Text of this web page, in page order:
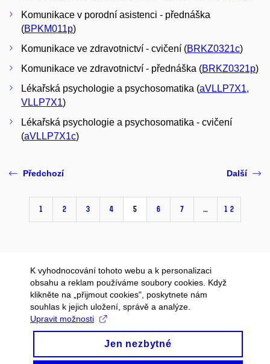
Komunikace v porodní asistenci - přednáška
(BPKM011p)
Komunikace ve zdravotnictví - cvičení (BRKZ0321c)
Komunikace ve zdravotnictví - přednáška (BRKZ0321p)
Lékařská psychologie a psychosomatika (aVLLP7X1,
VLLP7X1)
Lékařská psychologie a psychosomatika - cvičení
(aVLLP7X1c)
Předchozí
1 2 3 4 5 6 7 … 12
Další
K vyhodnocování tohoto webu a k personalizaci
obsahu a reklam používáme soubory cookies. Když
klikněte na „přijmout cookies", poskytnete nám
souhlas k jejich uložení, správě a analýze.
Upravit možnosti
Jen nezbytné